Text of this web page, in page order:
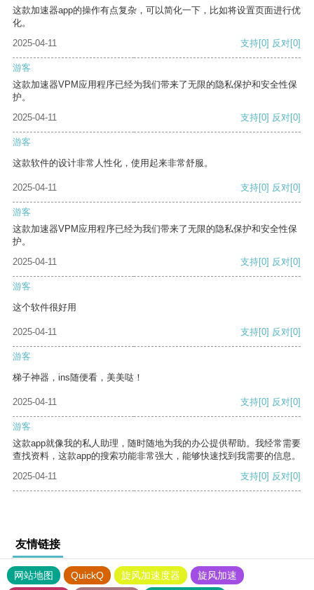
这款加速器app的操作有点复杂，可以简化一下，比如将设置页面进行优
化。
2025-04-11
支持[0] 反对[0]
游客
这款加速器VPM应用程序已经为我们带来了无限的隐私保护和安全性保
护。
2025-04-11
支持[0] 反对[0]
游客
这款软件的设计非常人性化，使用起来非常舒服。
2025-04-11 支持[0] 反对[0]
游客
这款加速器VPM应用程序已经为我们带来了无限的隐私保护和安全性保
护。
2025-04-11
支持[0] 反对[0]
游客
这个软件很好用
2025-04-11 支持[0] 反对[0]
游客
梯子神器，ins随便看，美美哒！
2025-04-11 支持[0] 反对[0]
游客
这款app就像我的私人助理，随时随地为我的办公提供帮助。我经常需要
查找资料，这款app的搜索功能非常强大，能够快速找到我需要的信息。
2025-04-11
支持[0] 反对[0]
友情链接
网站地图 QuickQ 旋风加速度器
旋风加速